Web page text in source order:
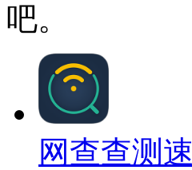
吧。
网查查测速